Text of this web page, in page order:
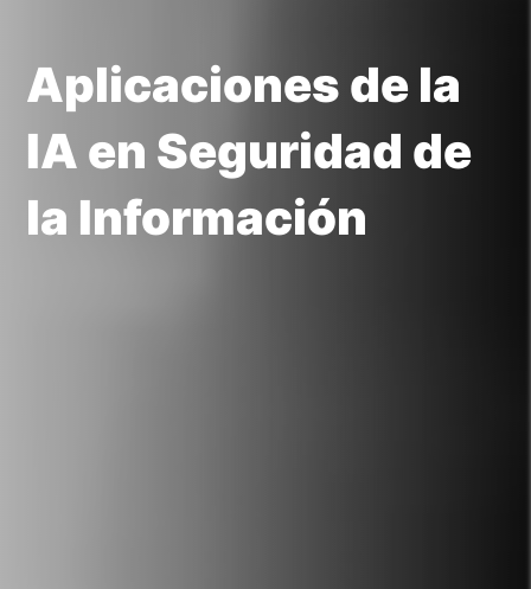
Aplicaciones de la
IA en Seguridad de
la Información